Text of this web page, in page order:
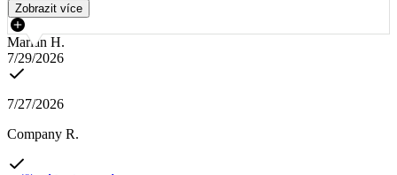
Zobrazit více
Marian H.
7/29/2026
7/27/2026
Company R.